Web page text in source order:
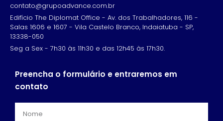
contato@grupoadvance.com.br
Edifício The Diplomat Office - Av. dos Trabalhadores, 116 -
Salas 1606 e 1607 - Vila Castelo Branco, Indaiatuba - SP,
13338-050
Seg a Sex - 7h30 às 11h30 e das 12h45 às 17h30.
Preencha o formulário e entraremos em
contato